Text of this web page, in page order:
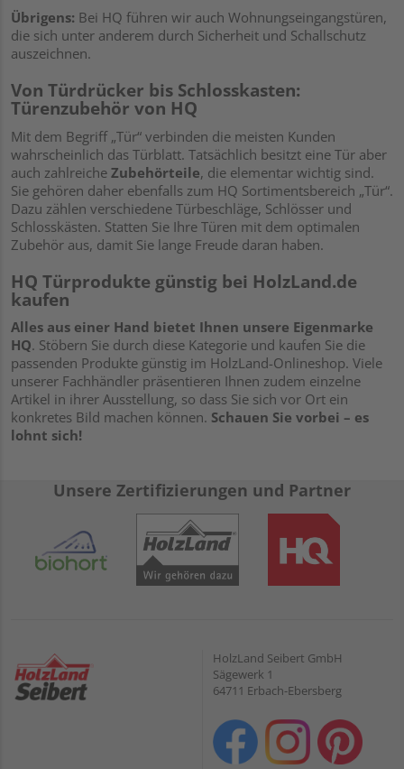
Übrigens: Bei HQ führen wir auch Wohnungseingangstüren,
die sich unter anderem durch Sicherheit und Schallschutz
auszeichnen.
Von Türdrücker bis Schlosskasten:
Türenzubehör von HQ
Mit dem Begriff „Tür“ verbinden die meisten Kunden
wahrscheinlich das Türblatt. Tatsächlich besitzt eine Tür aber
auch zahlreiche Zubehörteile, die elementar wichtig sind.
Sie gehören daher ebenfalls zum HQ Sortimentsbereich „Tür“.
Dazu zählen verschiedene Türbeschläge, Schlösser und
Schlosskästen. Statten Sie Ihre Türen mit dem optimalen
Zubehör aus, damit Sie lange Freude daran haben.
HQ Türprodukte günstig bei HolzLand.de
kaufen
Alles aus einer Hand bietet Ihnen unsere Eigenmarke
HQ. Stöbern Sie durch diese Kategorie und kaufen Sie die
passenden Produkte günstig im HolzLand-Onlineshop. Viele
unserer Fachhändler präsentieren Ihnen zudem einzelne
Artikel in ihrer Ausstellung, so dass Sie sich vor Ort ein
konkretes Bild machen können. Schauen Sie vorbei – es
lohnt sich!
Unsere Zertifizierungen und Partner
HolzLand Seibert GmbH
Sägewerk 1
64711 Erbach-Ebersberg